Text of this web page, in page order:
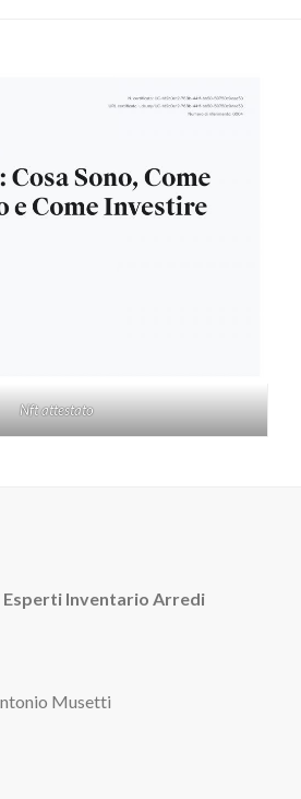
Nft attestato
Esperti Inventario Arredi
Musetti